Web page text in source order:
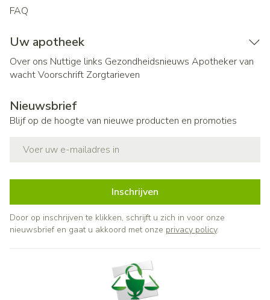
FAQ
Uw apotheek
Over ons Nuttige links Gezondheidsnieuws Apotheker van
wachtVoorschrift Zorgtarieven
Nieuwsbrief
Blijf op de hoogte van nieuwe producten en promoties
Inschrijven
Door op inschrijven te klikken, schrijft u zich in voor onze
nieuwsbrief en gaat u akkoord met onze privacy policy.